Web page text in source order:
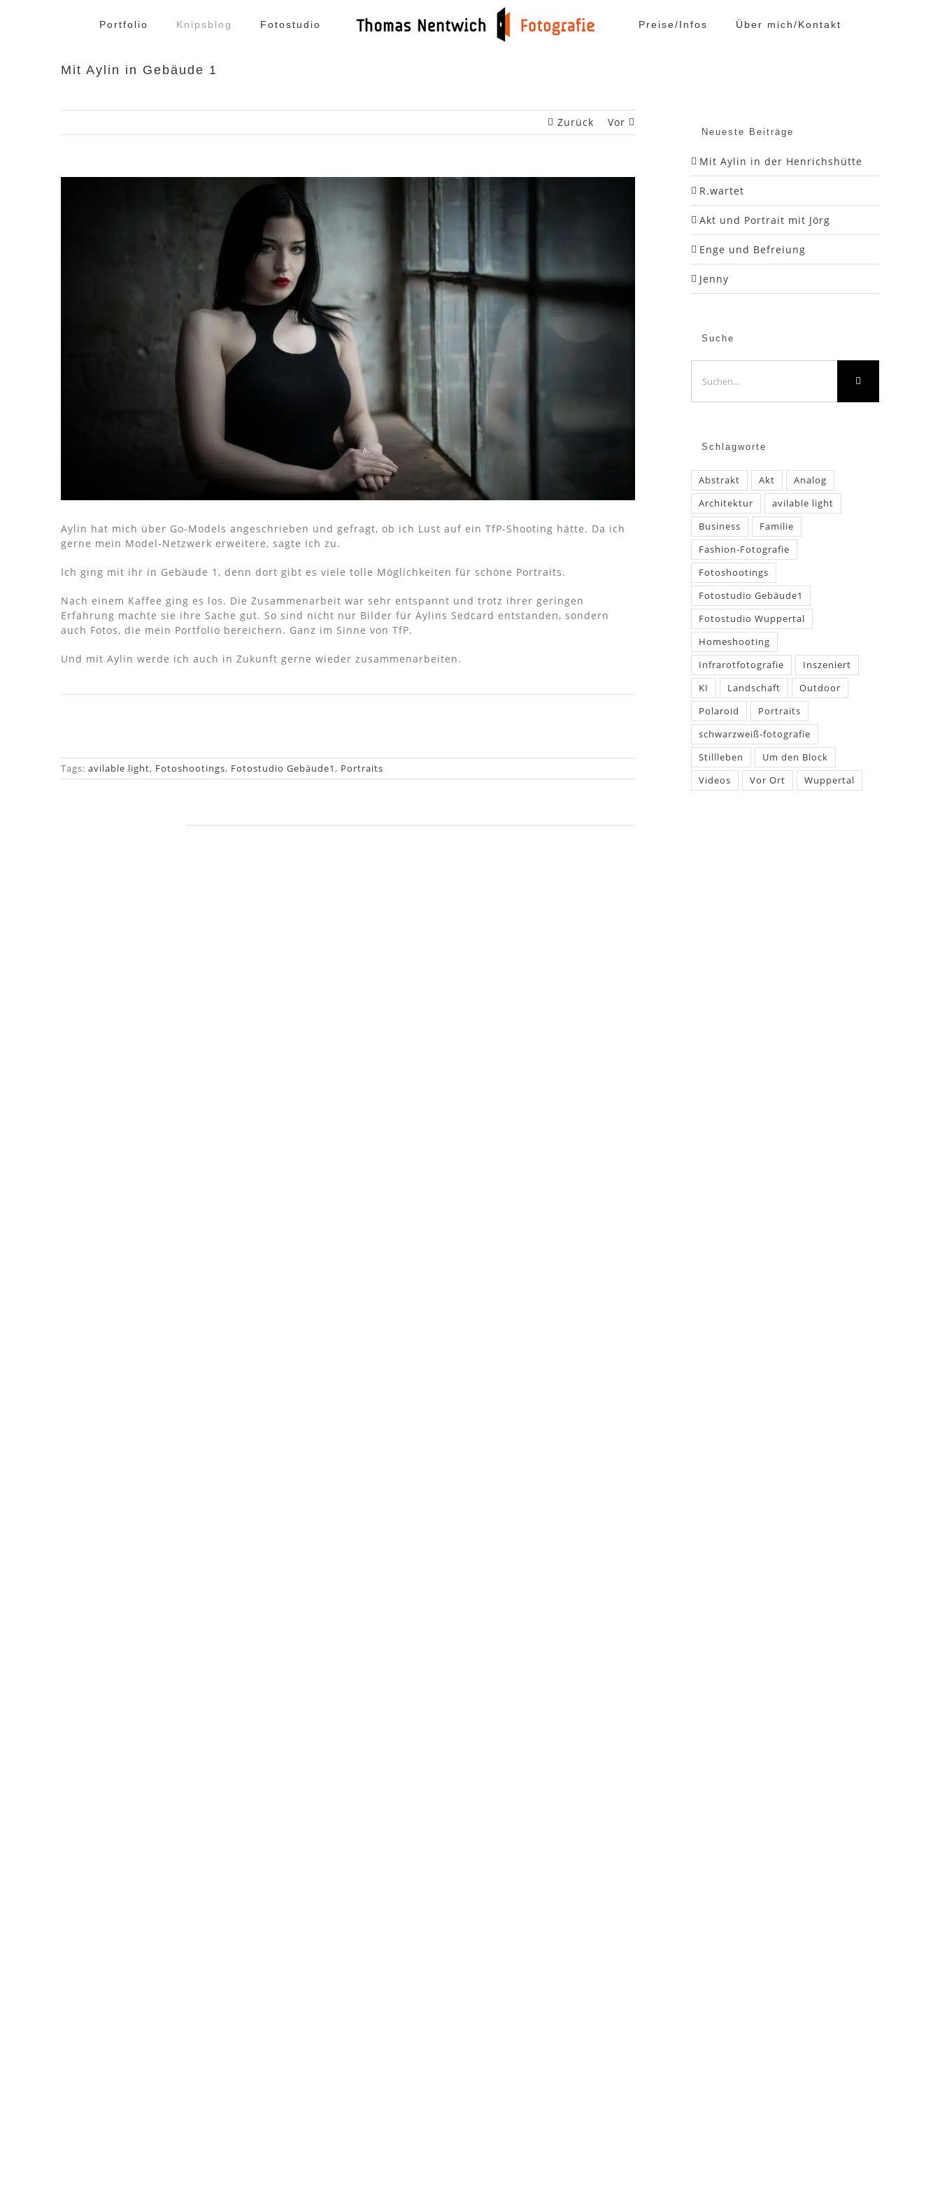
Portfolio Knipsblog Fotostudio Preise/Infos Über mich/Kontakt
Mit Aylin in Gebäude 1
Zurück Vor
Aylin hat mich über Go-Models angeschrieben und gefragt, ob ich Lust auf ein TfP-Shooting hätte. Da ich
gerne mein Model-Netzwerk erweitere, sagte ich zu.
Ich ging mit ihr in Gebäude 1, denn dort gibt es viele tolle Möglichkeiten für schöne Portraits.
Nach einem Kaffee ging es los. Die Zusammenarbeit war sehr entspannt und trotz ihrer geringen
Erfahrung machte sie ihre Sache gut. So sind nicht nur Bilder für Aylins Sedcard entstanden, sondern
auch Fotos, die mein Portfolio bereichern. Ganz im Sinne von TfP.
Und mit Aylin werde ich auch in Zukunft gerne wieder zusammenarbeiten.
Tags: avilable light, Fotoshootings, Fotostudio Gebäude1, Portraits
Neueste Beiträge
Mit Aylin in der Henrichshütte
R.wartet
Akt und Portrait mit Jörg
Enge und Befreiung
Jenny
Suche
nach:
Schlagworte
Abstrakt Akt
Analog
Architektur
avilable light
Business
Familie
Fashion-Fotografie
Fotoshootings
Fotostudio Gebäude1
Fotostudio Wuppertal
Homeshooting
Infrarotfotografie
Inszeniert
KI
Landschaft
Outdoor
Polaroid
Portraits
schwarzweiß-fotografie
Stillleben
Um den Block
Videos
Vor Ort Wuppertal